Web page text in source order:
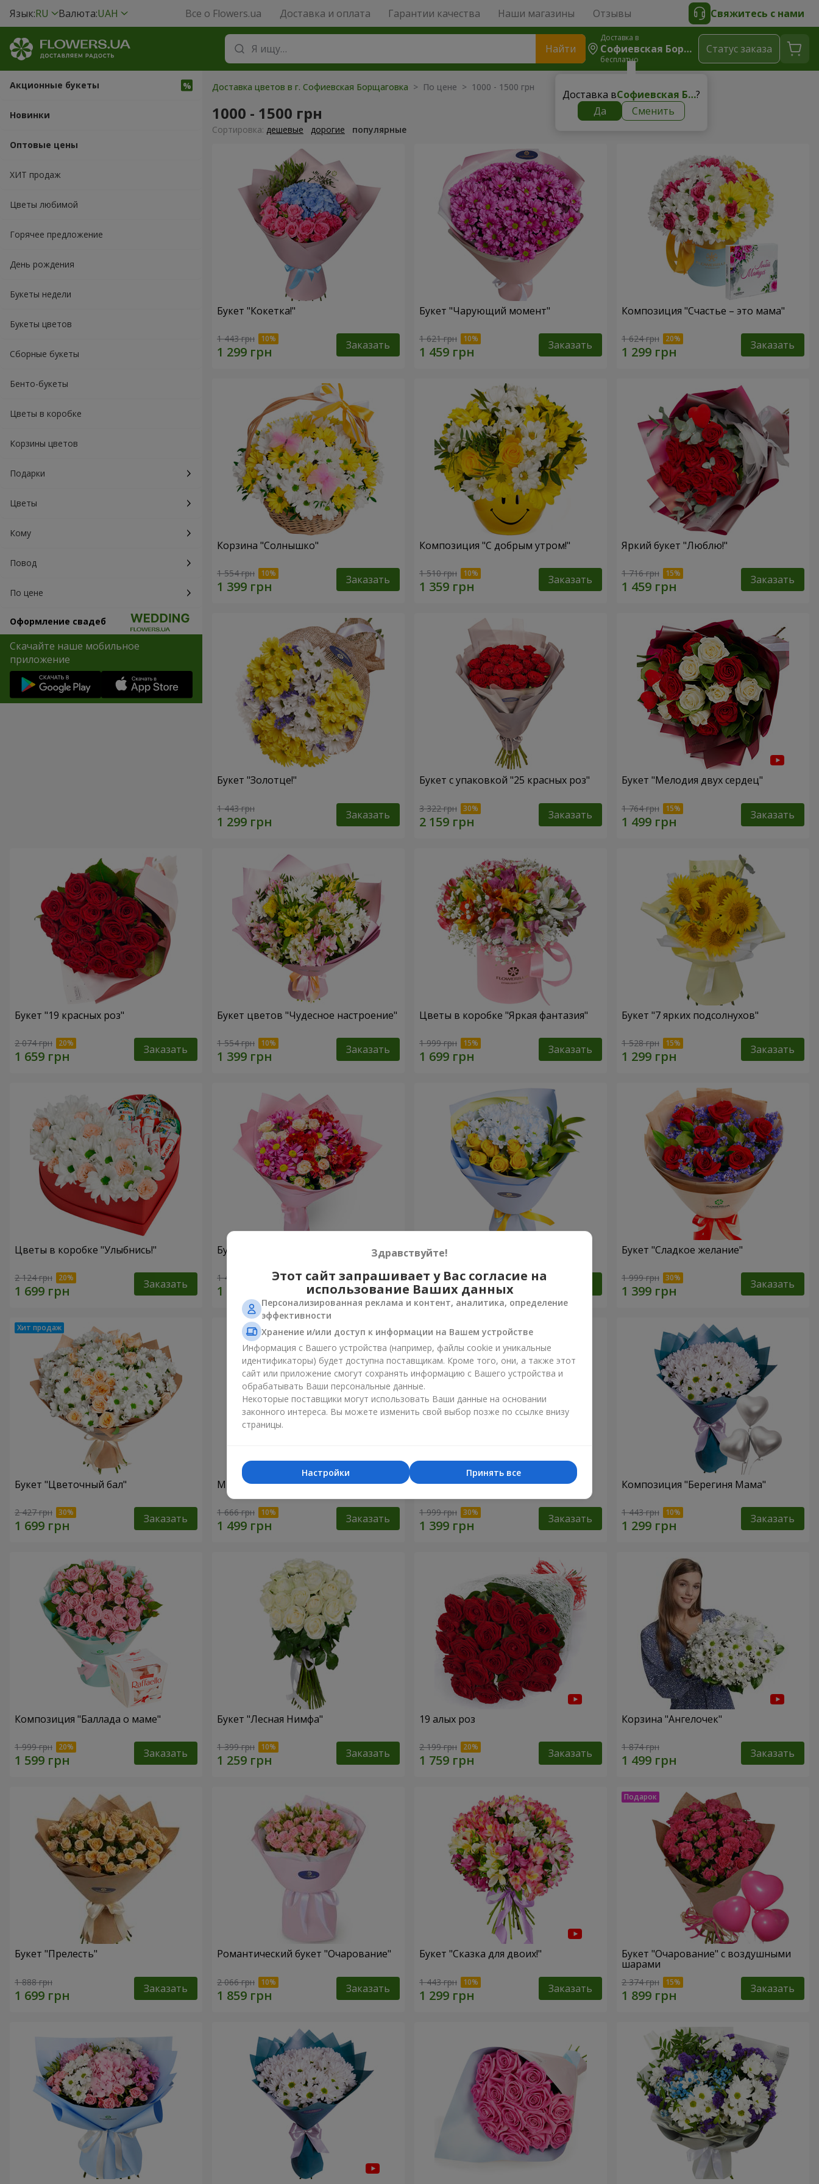
Язык:RU Валюта:UAH Все о Flowers.ua Доставка и оплата Гарантии качества Наши магазины Отзывы Свяжитесь с нами
Найти
Доставка в
Софиевская Борщаговка
бесплатно
Доставка в Софиевская Борщаговка?
Да
Сменить
Cтатус заказа
Акционные букеты
Новинки
Оптовые цены
ХИТ продаж
Цветы любимой
Горячее предложение
День рождения
Букеты недели
Букеты цветов
Сборные букеты
Бенто-букеты
Цветы в коробке
Корзины цветов
Подарки
Цветы
Кому
Повод
По цене
Оформление свадеб
Скачайте наше мобильное
приложение
Доставка цветов в г. Софиевская Борщаговка > По цене > 1000 - 1500 грн
1000 - 1500 грн
Cортировка: дешевые дорогие популярные
Букет "Кокетка!"
1 443 грн Заказать
Букет "Чарующий момент"
1 621 грн Заказать
Композиция "Счастье – это мама"
1 624 грн Заказать
Корзина "Солнышко"
1 554 грн Заказать
Композиция "С добрым утром!"
1 510 грн Заказать
Яркий букет "Люблю!"
1 716 грн Заказать
Букет "Золотце!"
1 443 грн Заказать
Букет с упаковкой "25 красных роз"
3 322 грн Заказать
Букет "Мелодия двух сердец"
1 764 грн Заказать
Букет "19 красных роз"
2 074 грн Заказать
Букет цветов "Чудесное настроение"
1 554 грн Заказать
Цветы в коробке "Яркая фантазия"
1 999 грн Заказать
Букет "7 ярких подсолнухов"
1 528 грн Заказать
Цветы в коробке "Улыбнись!"
2 124 грн Заказать
Букет "Нежная любовь"
1 443 грн Заказать
Букет "Сказка навсегда"
1 624 грн
Букет "Сладкое желание"
1 999 грн Заказать
Букет "Цветочный бал"
2 427 грн Заказать
Микс “Нежность” из 21 розы
1 666 грн Заказать
Букет "Мир начинается с Мамы"
1 999 грн Заказать
Композиция "Берегиня Мама"
1 443 грн Заказать
Композиция "Баллада о маме"
1 999 грн Заказать
Букет "Лесная Нимфа"
1 399 грн Заказать
19 алых роз
2 199 грн Заказать
Корзина "Ангелочек"
1 874 грн Заказать
Букет "Прелесть"
1 888 грн Заказать
Романтический букет "Очарование"
2 066 грн Заказать
Букет "Сказка для двоих!"
1 443 грн Заказать
Букет "Очарование" с воздушными
шарами
2 374 грн Заказать
Здравствуйте!
Этот сайт запрашивает у Вас согласие на
использование Ваших данных
Персонализированная реклама и контент, аналитика, определение
эффективности
Хранение и/или доступ к информации на Вашем устройстве
Информация с Вашего устройства (например, файлы cookie и уникальные
идентификаторы) будет доступна поставщикам. Кроме того, они, а также этот
сайт или приложение смогут сохранять информацию с Вашего устройства и
обрабатывать Ваши персональные данные.
Некоторые поставщики могут использовать Ваши данные на основании
законного интереса. Вы можете изменить свой выбор позже по ссылке внизу
страницы.
Принять все
Настройки